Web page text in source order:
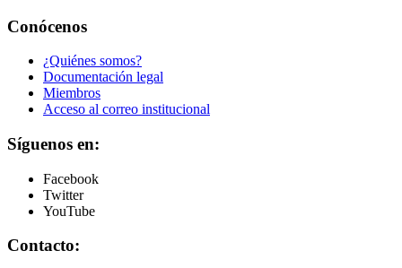
Conócenos
¿Quiénes somos?
Documentación legal
Miembros
Acceso al correo institucional
Síguenos en:
Facebook
Twitter
YouTube
Contacto: